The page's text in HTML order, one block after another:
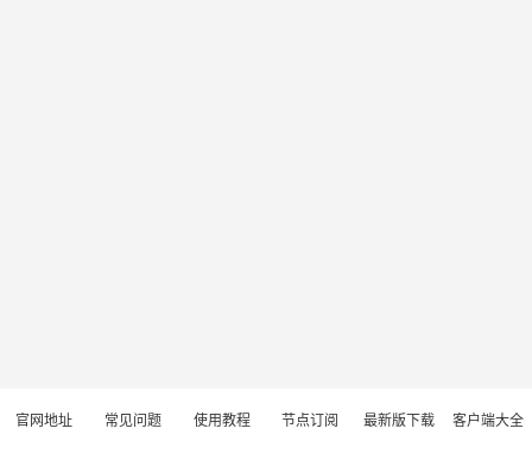
官网地址 常见问题 使用教程 节点订阅 最新版下载 客户端大全